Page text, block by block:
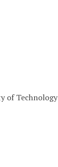
of Technology